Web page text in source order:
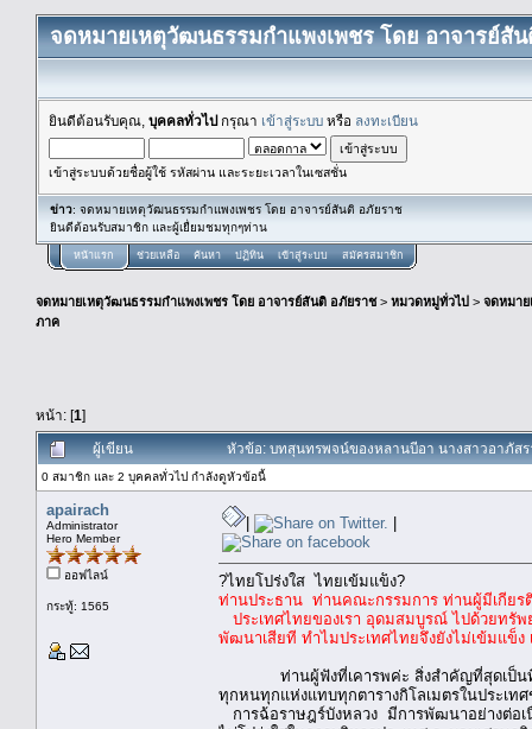
จดหมายเหตุวัฒนธรรมกำแพงเพชร โดย อาจารย์สั
ยินดีต้อนรับคุณ, บุคคลทั่วไปกรุณา เข้าสู่ระบบ หรือ ลงทะเบียน
เข้าสู่ระบบด้วยชื่อผู้ใช้ รหัสผ่าน และระยะเวลาในเซสชั่น
ข่าว: จดหมายเหตุวัฒนธรรมกำแพงเพชร โดย อาจารย์สันติ อภัยราช
ยินดีต้อนรับสมาชิก และผู้เยื่ยมชมทุกๆท่าน
หน้าแรก ช่วยเหลือ ค้นหา ปฏิทิน เข้าสู่ระบบ สมัครสมาชิก
จดหมายเหตุวัฒนธรรมกำแพงเพชร โดย อาจารย์สันติ อภัยราช> หมวดหมู่ทั่วไป > จดหมา
ภาค
หน้า: [1]
ผู้เขียน หัวข้อ: บทสุนทรพจน์ของหลานบีอา นางสาวอาภัส
0 สมาชิก และ 2 บุคคลทั่วไป กำลังดูหัวข้อนี้
apairach
Administrator
Hero Member
ออฟไลน์
กระทู้: 1565
| |
?ไทยโปร่งใส ไทยเข้มแข็ง?
ท่านประธาน ท่านคณะกรรมการ ท่านผู้มีเกียร
ประเทศไทยของเรา อุดมสมบูรณ์ ไปด้วยทรัพ
พัฒนาเสียที ทำไมประเทศไทยจึงยังไม่เข้มแข็
ท่านผู้ฟังที่เคารพค่ะ สิ่งสำคัญที่สุดเป็นที่รู้กั
ทุกหนทุกแห่งแทบทุกตารางกิโลเมตรในประเท
การฉ้อราษฎร์บังหลวง มีการพัฒนาอย่างต่อเ